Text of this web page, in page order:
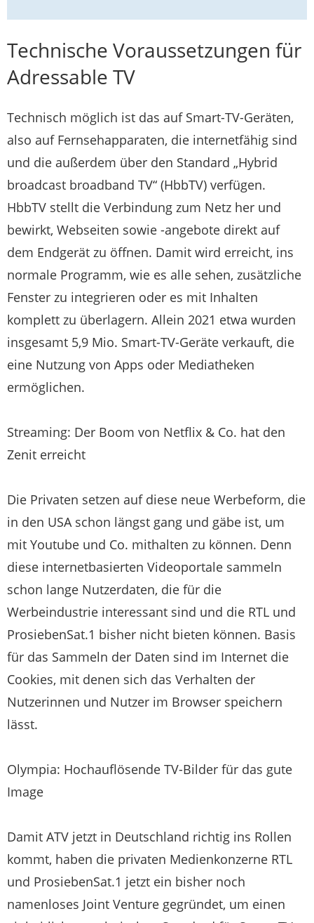
Technische Voraussetzungen für
Adressable TV
Technisch möglich ist das auf Smart-TV-Geräten,
also auf Fernsehapparaten, die internetfähig sind
und die außerdem über den Standard „Hybrid
broadcast broadband TV“ (HbbTV) verfügen.
HbbTV stellt die Verbindung zum Netz her und
bewirkt, Webseiten sowie -angebote direkt auf
dem Endgerät zu öffnen. Damit wird erreicht, ins
normale Programm, wie es alle sehen, zusätzliche
Fenster zu integrieren oder es mit Inhalten
komplett zu überlagern. Allein 2021 etwa wurden
insgesamt 5,9 Mio. Smart-TV-Geräte verkauft, die
eine Nutzung von Apps oder Mediatheken
ermöglichen.
Streaming: Der Boom von Netflix & Co. hat den
Zenit erreicht
Die Privaten setzen auf diese neue Werbeform, die
in den USA schon längst gang und gäbe ist, um
mit Youtube und Co. mithalten zu können. Denn
diese internetbasierten Videoportale sammeln
schon lange Nutzerdaten, die für die
Werbeindustrie interessant sind und die RTL und
ProsiebenSat.1 bisher nicht bieten können. Basis
für das Sammeln der Daten sind im Internet die
Cookies, mit denen sich das Verhalten der
Nutzerinnen und Nutzer im Browser speichern
lässt.
Olympia: Hochauflösende TV-Bilder für das gute
Image
Damit ATV jetzt in Deutschland richtig ins Rollen
kommt, haben die privaten Medienkonzerne RTL
und ProsiebenSat.1 jetzt ein bisher noch
namenloses Joint Venture gegründet, um einen